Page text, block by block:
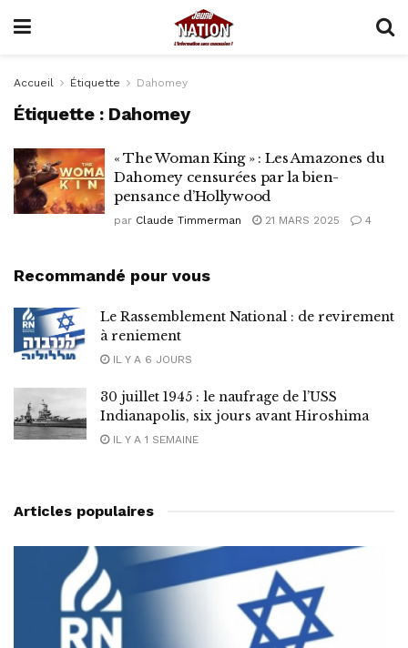
Accueil Étiquette Dahomey
Étiquette : Dahomey
« The Woman King » : Les Amazones du
Dahomey censurées par la bien-
pensance d’Hollywood
par Claude Timmerman 21 MARS 2025 4
Recommandé pour vous
Le Rassemblement National : de revirement
à reniement
IL Y A 6 JOURS
30 juillet 1945 : le naufrage de l’USS
Indianapolis, six jours avant Hiroshima
IL Y A 1 SEMAINE
Articles populaires